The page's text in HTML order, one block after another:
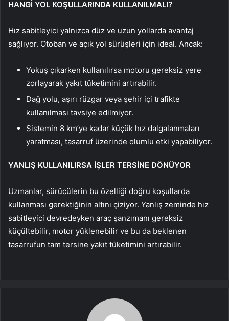
HANGİ YOL KOŞULLARINDA KULLANILMALI?
Hız sabitleyici yalnızca düz ve uzun yollarda avantaj
sağlıyor. Otoban ve açık yol sürüşleri için ideal. Ancak:
Yokuş çıkarken kullanılırsa motoru gereksiz yere
zorlayarak yakıt tüketimini artırabilir.
Dağ yolu, aşırı rüzgar veya şehir içi trafikte
kullanılması tavsiye edilmiyor.
Sistemin 8 km’ye kadar küçük hız dalgalanmaları
yaratması, tasarruf üzerinde olumlu etki yapabiliyor.
YANLIŞ KULLANILIRSA İŞLER TERSİNE DÖNÜYOR
Uzmanlar, sürücülerin bu özelliği doğru koşullarda
kullanması gerektiğinin altını çiziyor. Yanlış zeminde hız
sabitleyici devredeyken araç şanzımanı gereksiz
küçültebilir, motor yüklenebilir ve bu da beklenen
tasarrufun tam tersine yakıt tüketimini artırabilir.